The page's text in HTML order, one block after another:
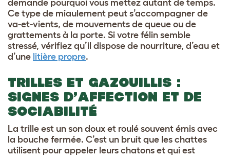
demande pourquoi vous mettez autant de temps.
Ce type de miaulement peut s’accompagner de
va-et-vients, de mouvements de queue ou de
grattements à la porte. Si votre félin semble
stressé, vérifiez qu’il dispose de nourriture, d’eau et
d’une litière propre.
TRILLES ET GAZOUILLIS :
SIGNES D’AFFECTION ET DE
SOCIABILITÉ
La trille est un son doux et roulé souvent émis avec
la bouche fermée. C’est un bruit que les chattes
utilisent pour appeler leurs chatons et qui est